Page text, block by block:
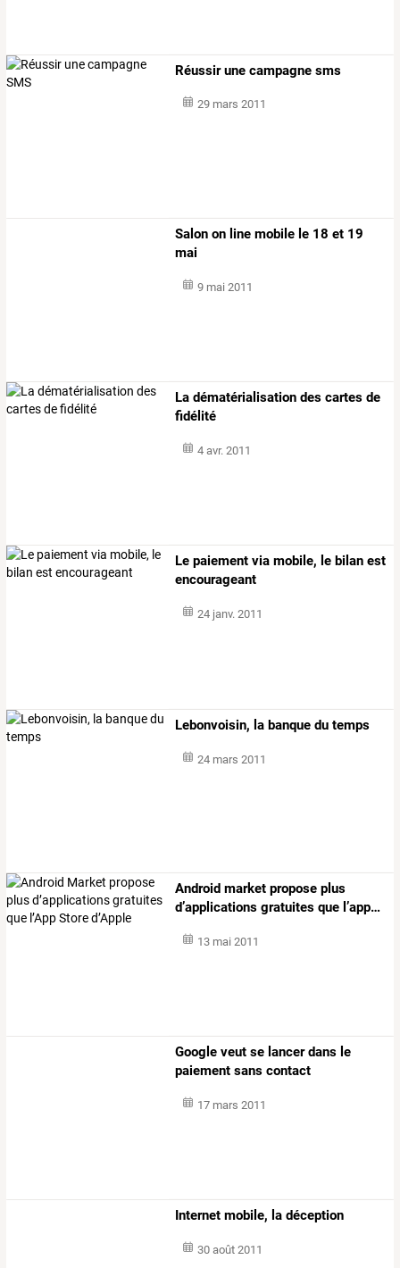
Réussir une campagne sms
29 mars 2011
Salon on line mobile le 18 et 19
mai
9 mai 2011
La dématérialisation des cartes de
fidélité
4 avr. 2011
Le paiement via mobile, le bilan est
encourageant
24 janv. 2011
Lebonvoisin, la banque du temps
24 mars 2011
Android market propose plus
d’applications gratuites que l’app…
13 mai 2011
Google veut se lancer dans le
paiement sans contact
17 mars 2011
Internet mobile, la déception
30 août 2011